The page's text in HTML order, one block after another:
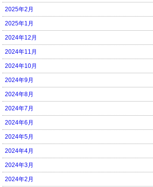
2025年2月
2025年1月
2024年12月
2024年11月
2024年10月
2024年9月
2024年8月
2024年7月
2024年6月
2024年5月
2024年4月
2024年3月
2024年2月